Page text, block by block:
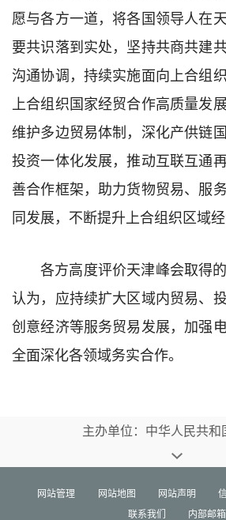
愿与各方一道，将各国领导人在
要共识落到实处，坚持共商共建
沟通协调，持续实施面向上合组
上合组织国家经贸合作高质量发
维护多边贸易体制，深化产供链
投资一体化发展，推动互联互通
善合作框架，助力货物贸易、服
同发展，不断提升上合组织区域经
各方高度评价天津峰会取得
认为，应持续扩大区域内贸易、
创意经济等服务贸易发展，加强
全面深化各领域务实合作。
主办单位：中华人民共和
网站管理 网站地图 网站声明
联系我们
内部邮箱